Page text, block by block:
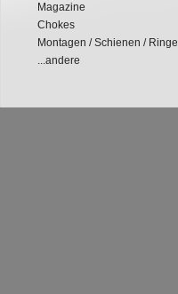
Magazine
Chokes
Montagen / Schienen / Ringe
...andere